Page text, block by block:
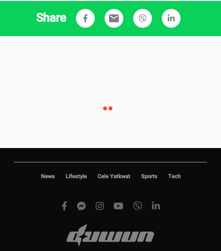
Share email
News Lifestyle Cele Yatkwat Sports Tech